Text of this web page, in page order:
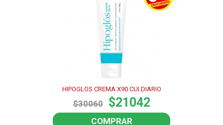
HIPOGLOS CREMA X90 CUI.DIARIO
$30060 $21042
COMPRAR